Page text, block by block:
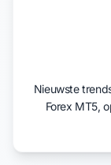
Nieuwste
Forex MT5,